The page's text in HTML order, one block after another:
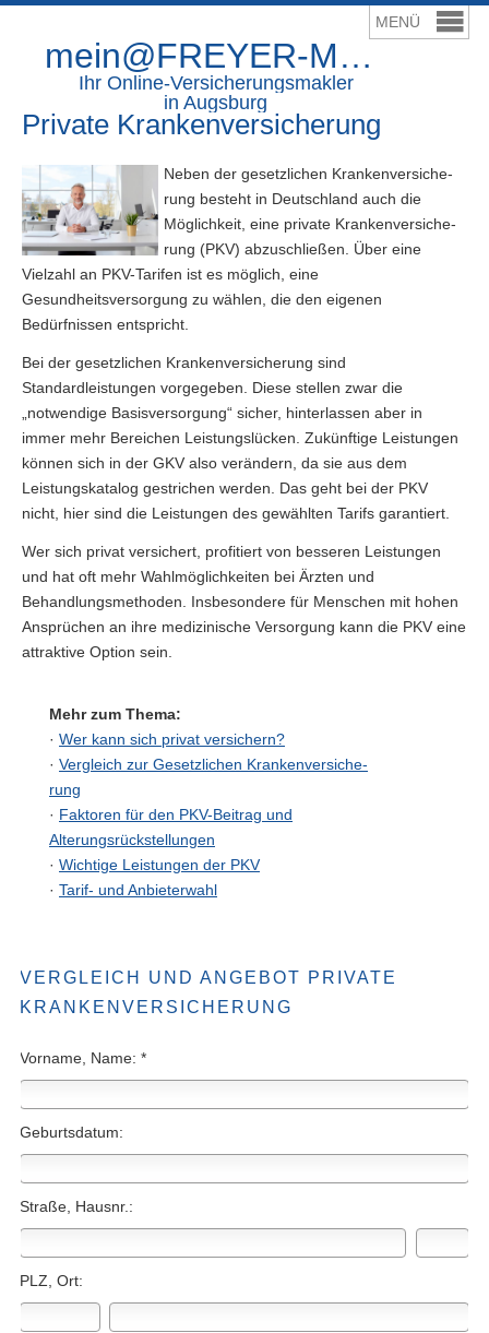
mein@FREYER-Makler.de
Ihr Online-Ver­sicherungs­makler
in Augsburg
Private Kranken­ver­si­che­rung
Neben der gesetzlichen Kranken­ver­si­che­
rung besteht in Deutschland auch die
Möglichkeit, eine private Kranken­ver­si­che­
rung (PKV) abzuschließen. Über eine
Vielzahl an PKV-Tarifen ist es möglich, eine
Gesundheitsversorgung zu wählen, die den eigenen
Bedürfnissen entspricht.
Bei der gesetzlichen Kranken­ver­si­che­rung sind
Standardleistungen vorgegeben. Diese stellen zwar die
„notwendige Basisversorgung“ sicher, hinterlassen aber in
immer mehr Bereichen Leistungslücken. Zukünftige Leistungen
können sich in der GKV also verändern, da sie aus dem
Leistungskatalog gestrichen werden. Das geht bei der PKV
nicht, hier sind die Leistungen des gewählten Tarifs garantiert.
Wer sich privat versichert, profitiert von besseren Leistungen
und hat oft mehr Wahlmöglichkeiten bei Ärzten und
Behandlungsmethoden. Insbesondere für Menschen mit hohen
Ansprüchen an ihre medizinische Versorgung kann die PKV eine
attraktive Option sein.
Mehr zum Thema:
· Wer kann sich privat ver­sichern?
· Vergleich zur Gesetzlichen Kranken­ver­si­che­
rung
· Faktoren für den PKV-Beitrag und
Alterungsrückstellungen
· Wichtige Leistungen der PKV
· Tarif- und Anbieterwahl
VERGLEICH UND ANGEBOT PRIVATE
KRANKEN­VER­SI­CHE­RUNG
Vorname, Name: *
Geburts­datum:
Straße, Hausnr.:
PLZ, Ort: